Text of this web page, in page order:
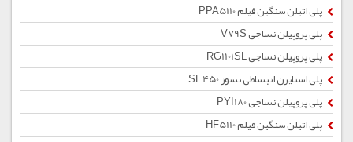
پلی اتیلن سنگین فیلم PPA5110
پلی پروپیلن نساجی V79S
پلی پروپیلن نساجی RG1101SL
پلی استایرن انبساطی نسوز SE450
پلی پروپیلن نساجی PYI180
پلی اتیلن سنگین فیلم HF5110